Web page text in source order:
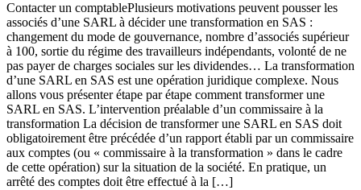
Contacter un comptablePlusieurs motivations peuvent pousser les
associés d’une SARL à décider une transformation en SAS :
changement du mode de gouvernance, nombre d’associés supérieur
à 100, sortie du régime des travailleurs indépendants, volonté de ne
pas payer de charges sociales sur les dividendes… La transformation
d’une SARL en SAS est une opération juridique complexe. Nous
allons vous présenter étape par étape comment transformer une
SARL en SAS. L’intervention préalable d’un commissaire à la
transformation La décision de transformer une SARL en SAS doit
obligatoirement être précédée d’un rapport établi par un commissaire
aux comptes (ou « commissaire à la transformation » dans le cadre
de cette opération) sur la situation de la société. En pratique, un
arrêté des comptes doit être effectué à la […]